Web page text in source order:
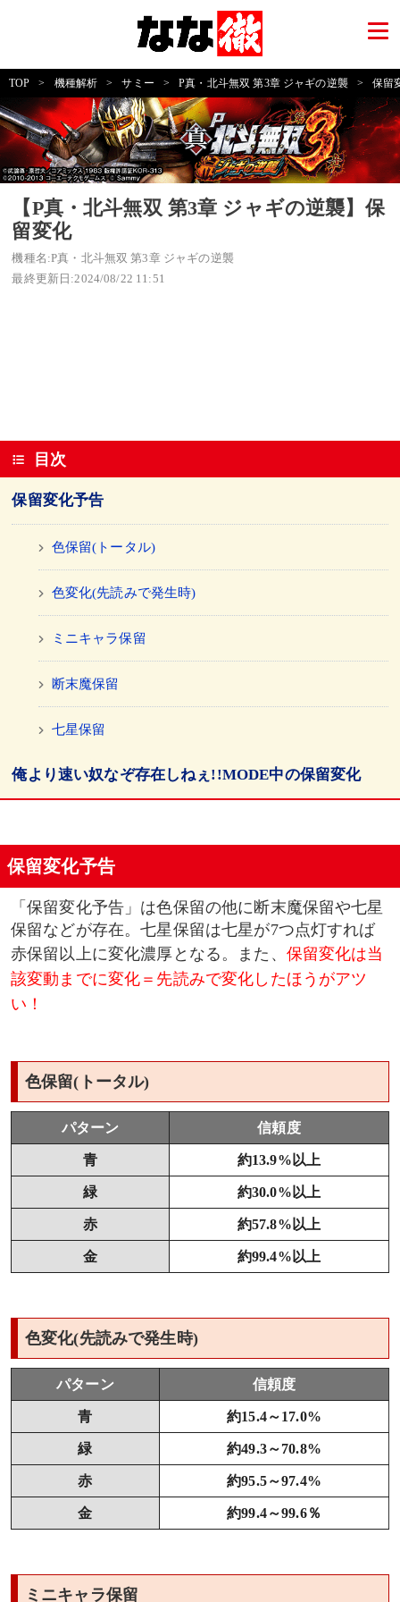
TOP > 機種解析 > サミー > P真・北斗無双 第3章 ジャギの逆襲 > 保留
【P真・北斗無双 第3章 ジャギの逆襲】保
留変化
機種名:P真・北斗無双 第3章 ジャギの逆襲
最終更新日:2024/08/22 11:51
目次
保留変化予告
色保留(トータル)
色変化(先読みで発生時)
ミニキャラ保留
断末魔保留
七星保留
俺より速い奴なぞ存在しねぇ!!MODE中の保留変化
保留変化予告
「保留変化予告」は色保留の他に断末魔保留や七星
保留などが存在。七星保留は七星が7つ点灯すれば
赤保留以上に変化濃厚となる。また、 保留変化は当
該変動までに変化＝先読みで変化したほうがアツ
い！
色保留(トータル)
パターン 信頼度
青 約13.9%以上
緑 約30.0%以上
赤 約57.8%以上
金 約99.4%以上
色変化(先読みで発生時)
パターン 信頼度
青 約15.4～17.0%
緑 約49.3～70.8%
赤 約95.5～97.4%
金 約99.4～99.6％
ミニキャラ保留